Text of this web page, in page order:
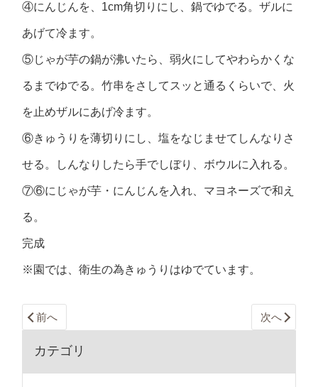
④にんじんを、1cm角切りにし、鍋でゆでる。ザルに
あげて冷ます。
⑤じゃが芋の鍋が沸いたら、弱火にしてやわらかくな
るまでゆでる。竹串をさしてスッと通るくらいで、火
を止めザルにあげ冷ます。
⑥きゅうりを薄切りにし、塩をなじませてしんなりさ
せる。しんなりしたら手でしぼり、ボウルに入れる。
⑦⑥にじゃが芋・にんじんを入れ、マヨネーズで和え
る。
完成
※園では、衛生の為きゅうりはゆでています。
前へ 次へ
カテゴリ